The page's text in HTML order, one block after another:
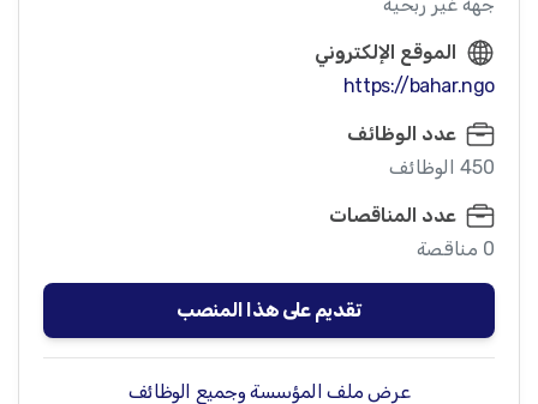
الموقع الإلكتروني
https://bahar.ngo
عدد الوظائف
450 الوظائف
عدد المناقصات
0 مناقصة
تقديم على هذا المنصب
عرض ملف المؤسسة وجميع الوظائف